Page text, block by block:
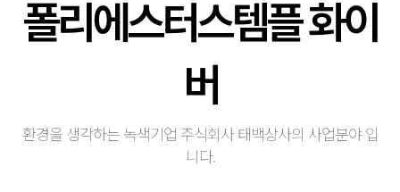
폴리에스터스템플 화이
버
환경을 생각하는 녹색기업 주식회사 태백상사의 사업분야 입
니다.